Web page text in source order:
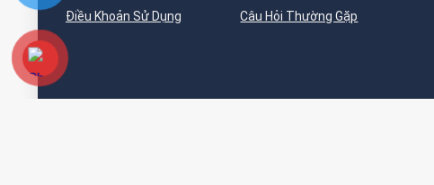
Điều Khoản Sử Dụng
Câu Hỏi Thường Gặp